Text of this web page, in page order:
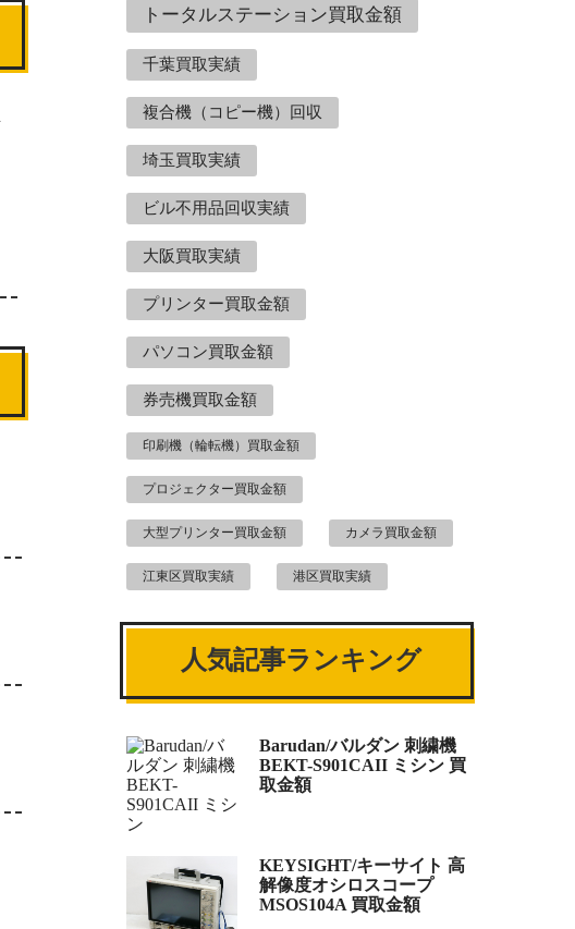
トータルステーション買取金額
千葉買取実績
複合機（コピー機）回収
埼玉買取実績
ビル不用品回収実績
大阪買取実績
プリンター買取金額
パソコン買取金額
券売機買取金額
印刷機（輪転機）買取金額
プロジェクター買取金額
大型プリンター買取金額 カメラ買取金額
江東区買取実績 港区買取実績
人気記事ランキング
Barudan/バルダン 刺繍機
BEKT-S901CAII ミシン 買
取金額
KEYSIGHT/キーサイト 高
解像度オシロスコープ
MSOS104A 買取金額